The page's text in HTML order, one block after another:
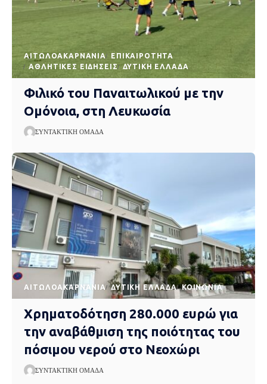
AΙΤΩΛΟΑΚΑΡΝΑΝΊΑ
EΠΙΚΑΙΡΌΤΗΤΑ
ΑΘΛΗΤΙΚΈΣ ΕΙΔΉΣΕΙΣ
ΔΥΤΙΚΉ ΕΛΛΆΔΑ
Φιλικό του Παναιτωλικού με την
Ομόνοια, στη Λευκωσία
ΣΥΝΤΑΚΤΙΚΉ ΟΜΆΔΑ
AΙΤΩΛΟΑΚΑΡΝΑΝΊΑ ΔΥΤΙΚΉ ΕΛΛΆΔΑ ΚΟΙΝΩΝΊΑ
Χρηματοδότηση 280.000 ευρώ για
την αναβάθμιση της ποιότητας του
πόσιμου νερού στο Νεοχώρι
ΣΥΝΤΑΚΤΙΚΉ ΟΜΆΔΑ